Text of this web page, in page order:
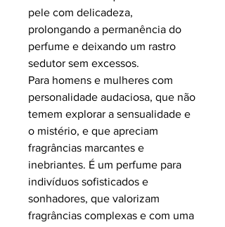
pele com delicadeza,
prolongando a permanência do
perfume e deixando um rastro
sedutor sem excessos.
Para homens e mulheres com
personalidade audaciosa, que não
temem explorar a sensualidade e
o mistério, e que apreciam
fragrâncias marcantes e
inebriantes. É um perfume para
indivíduos sofisticados e
sonhadores, que valorizam
fragrâncias complexas e com uma